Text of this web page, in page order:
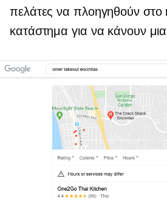
πελάτες να πλοηγηθούν στο
κατάστημα για να κάνουν